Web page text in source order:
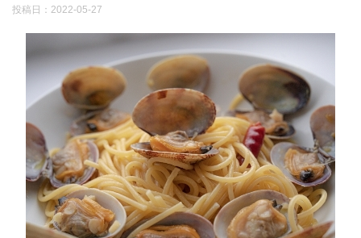
投稿日： 2022-05-27